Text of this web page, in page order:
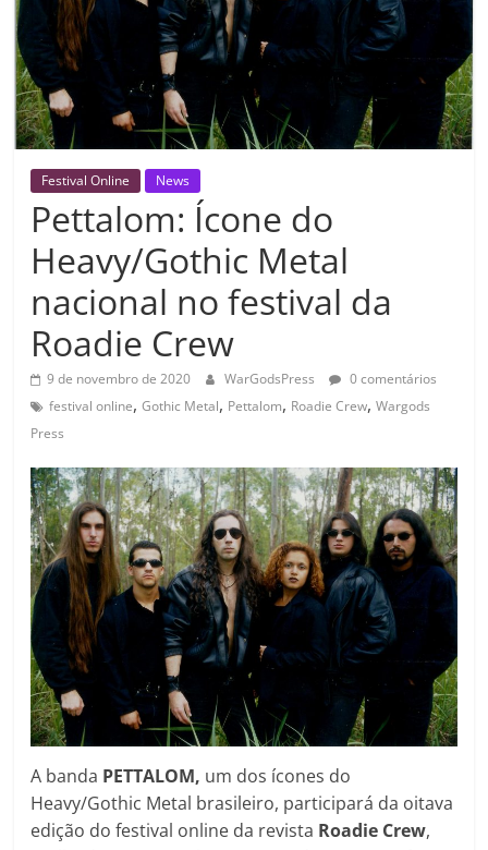
Festival Online News
Pettalom: Ícone do
Heavy/Gothic Metal
nacional no festival da
Roadie Crew
9 de novembro de 2020 WarGodsPress
0 comentários
festival online,Gothic Metal, Pettalom, Roadie Crew,Wargods
Press
A banda PETTALOM, um dos ícones do
Heavy/Gothic Metal brasileiro, participará da oitava
edição do festival online da revista Roadie Crew,